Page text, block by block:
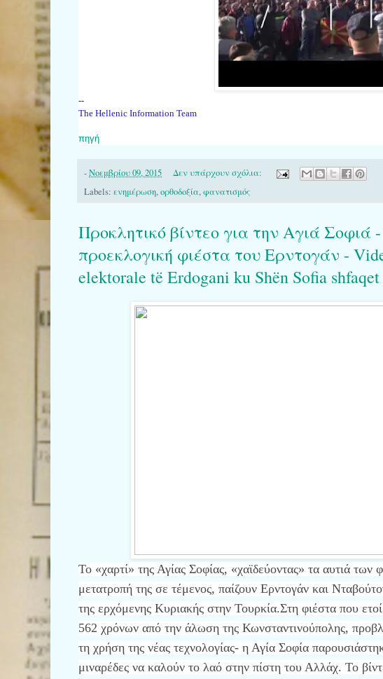
--
The Hellenic Information Team
πηγή
-Νοεμβρίου 09, 2015
Δεν υπάρχουν σχόλια:
Labels: ενημέρωση,ορθοδοξία,φανατισμός
Προκλητικό βίντεο για την Αγιά Σοφιά
προεκλογική φιέστα του Ερντογάν -
elektorale të Erdogani ku Shën Sofia
Το «χαρτί» της Αγίας Σοφίας, «χαϊδεύοντας» τα αυτιά
μετατροπή της σε τέμενος, παίζουν Ερντογάν και
της ερχόμενης Κυριακής στην Τουρκία.Στη φιέστα που
562 χρόνων από την άλωση της Κωνσταντινούπολης,
τη χρήση της νέας τεχνολογίας- η Αγία Σοφία
μιναρέδες να καλούν το λαό στην πίστη του Αλλάχ. Το